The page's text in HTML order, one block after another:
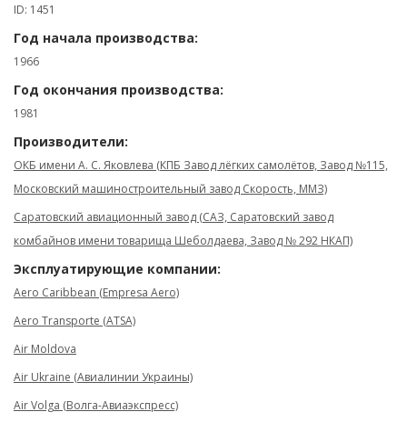
ID: 1451
Год начала производства:
1966
Год окончания производства:
1981
Производители:
ОКБ имени А. С. Яковлева (КПБ Завод лёгких самолётов, Завод №115,
Московский машиностроительный завод Скорость, ММЗ)
Саратовский авиационный завод (САЗ, Саратовский завод
комбайнов имени товарища Шеболдаева, Завод № 292 НКАП)
Эксплуатирующие компании:
Aero Caribbean (Empresa Aero)
Aero Transporte (ATSA)
Air Moldova
Air Ukraine (Авиалинии Украины)
Air Volga (Волга-Авиаэкспресс)